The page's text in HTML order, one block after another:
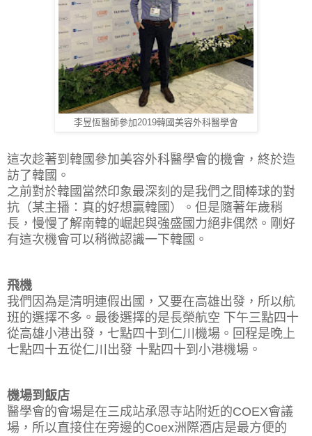
李昱恆醫師參加2019韓國美容外科醫學會
這次趁著到韓國參加美容外科醫學會的機會，終於造
訪了韓國。
之前對於韓國當然印象最深刻的是我們之間棒球的對
抗（某主播：真的好想贏韓國）。但是隨著年歲稍
長，慢慢了解南韓的崛起與強盛國力絕非偶然。剛好
有這次機會可以稍微認識一下韓國。
飛機
我們因為是清明連假出國，又要在高雄出發，所以航
班的選擇不多。最後選擇的是長榮航空 下午三點四十
從高雄小港出發，七點四十到仁川機場。回程是晚上
七點四十五從仁川出發 十點四十到小港機場。
機場到飯店
醫學會的會場是在三成站承恩寺站附近的COEX會議
場，所以直接住在旁邊的Coex洲際酒店是最方便的